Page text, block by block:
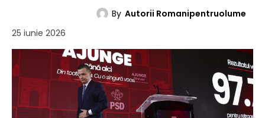
By Autorii Romanipentruolume
25 iunie 2026